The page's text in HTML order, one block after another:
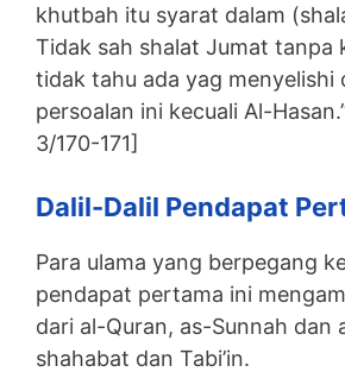
khutbah itu syarat dalam
Tidak sah shalat Jumat tanpa
tidak tahu ada yag menyelishi
persoalan ini kecuali Al-
3/170-171]
Dalil-Dalil Pendapat
Para ulama yang berpegang
pendapat pertama ini
dari al-Quran, as-Sunnah dan
shahabat dan Tabi’in.